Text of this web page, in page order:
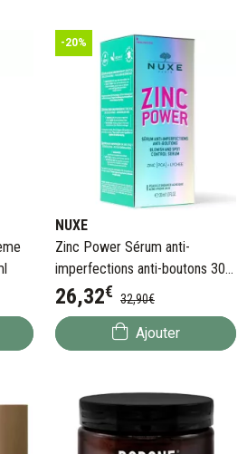
-20%
NUXE
Zinc Power Sérum anti-
imperfections anti-boutons 30
ml
26,32€ 32,90€
Ajouter